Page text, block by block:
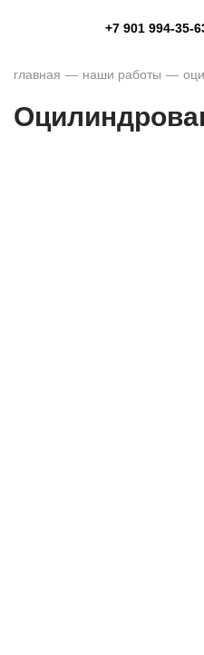
+7 901 994-35-
главная наши работы